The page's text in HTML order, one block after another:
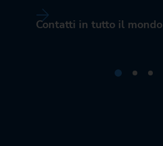
Contatti in tutto il mondo